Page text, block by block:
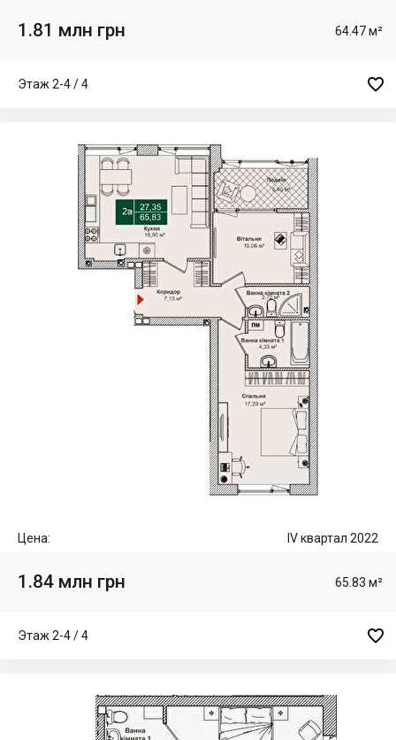
1.81 млн грн 64.47 м²
Этаж 2-4 / 4 
Цена: IV квартал 2022
1.84 млн грн 65.83 м²
Этаж 2-4 / 4 